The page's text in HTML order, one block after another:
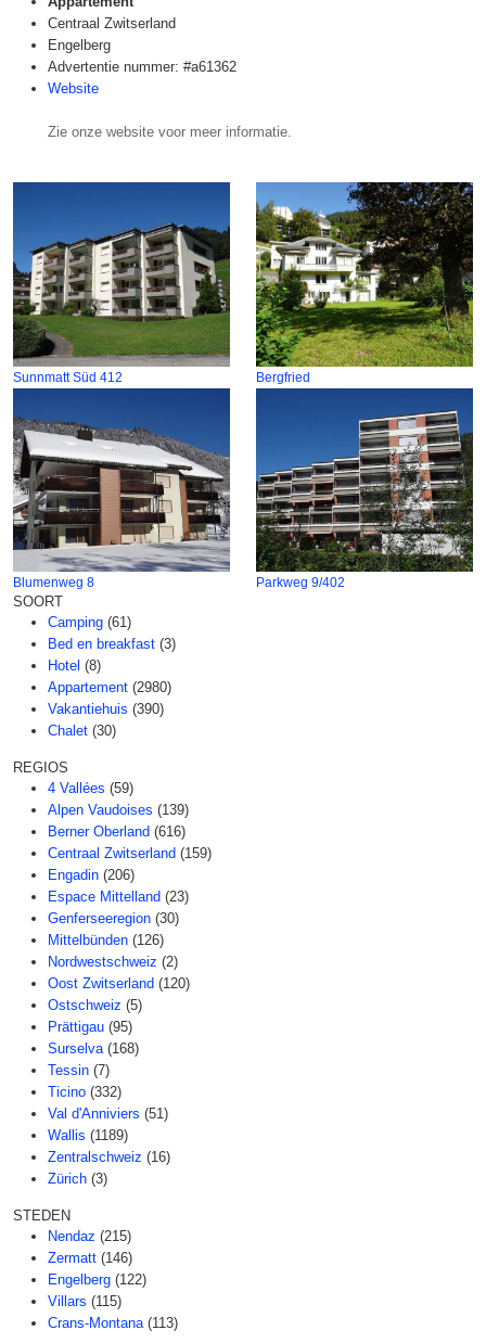
Centraal Zwitserland
Engelberg
Advertentie nummer: #a61362
Website
Zie onze website voor meer informatie.
Sunnmatt Süd 412 Bergfried
Blumenweg 8 Parkweg 9/402
SOORT
Camping (61)
Bed en breakfast (3)
Hotel (8)
Appartement (2980)
Vakantiehuis (390)
Chalet (30)
REGIOS
4 Vallées (59)
Alpen Vaudoises (139)
Berner Oberland (616)
Centraal Zwitserland (159)
Engadin (206)
Espace Mittelland (23)
Genferseeregion (30)
Mittelbünden (126)
Nordwestschweiz (2)
Oost Zwitserland (120)
Ostschweiz (5)
Prättigau (95)
Surselva (168)
Tessin (7)
Ticino (332)
Val d'Anniviers (51)
Wallis (1189)
Zentralschweiz (16)
Zürich (3)
STEDEN
Nendaz (215)
Zermatt (146)
Engelberg (122)
Villars (115)
Crans-Montana (113)